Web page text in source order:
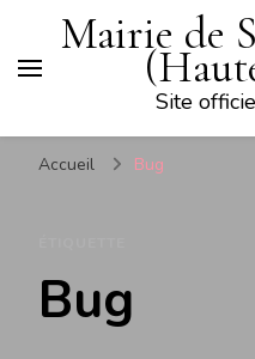
Mairie de
Site
Accueil Bug
Bug